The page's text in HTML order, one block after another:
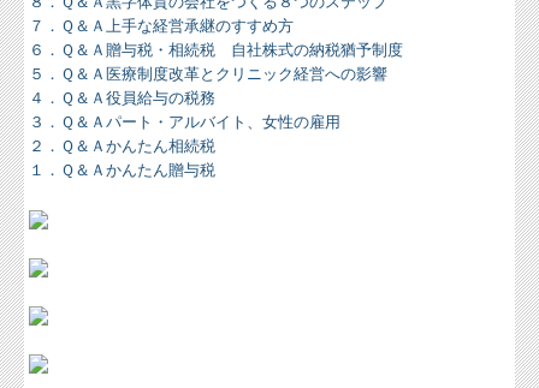
小冊子プレゼント
【無料】財務分析サービス
財務分析シート
しごとの知恵袋
社長メニューASP版
TKCシステムQ&A
経営革新等支援機関とは
経営改善計画の策定支援
７ ．Ｑ＆Ａ上手な経営承継のすすめ方
６ ．Ｑ＆Ａ贈与税・相続税 自社株式の納税猶予制度
５ ．Ｑ＆Ａ医療制度改革とクリニック経営への影響
４ ．Ｑ＆Ａ役員給与の税務
３ ．Ｑ＆Ａパート・アルバイト、女性の雇用
２．Ｑ＆Ａかんたん相続税
１．Ｑ＆Ａかんたん贈与税